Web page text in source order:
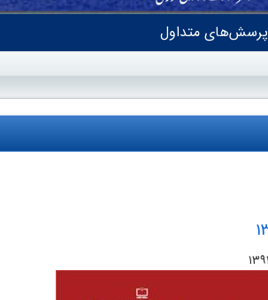
پرسش‌های متداول